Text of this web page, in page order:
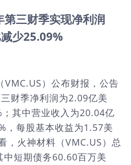
三财季实现净利润
少25.09%
VMC.US）公布财报，公告
财季净利润为2.09亿美
其中营业收入为20.04亿
，每股基本收益为1.57美
，火神材料（VMC.US）总
短期债务60.60百万美